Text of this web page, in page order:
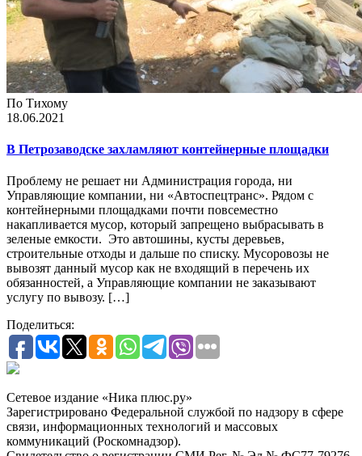
По Тихому
18.06.2021
В Петрозаводске захламляют контейнерные площадки
Проблему не решает ни Администрация города, ни
Управляющие компании, ни «Автоспецтранс». Рядом с
контейнерными площадками почти повсеместно
накапливается мусор, который запрещено выбрасывать в
зеленые емкости. Это автошины, кусты деревьев,
строительные отходы и дальше по списку. Мусоровозы не
вывозят данный мусор как не входящий в перечень их
обязанностей, а Управляющие компании не заказывают
услугу по вывозу. […]
Поделиться:
Сетевое издание «Ника плюс.ру»
Зарегистрировано Федеральной службой по надзору в сфере
связи, информационных технологий и массовых
коммуникаций (Роскомнадзор).